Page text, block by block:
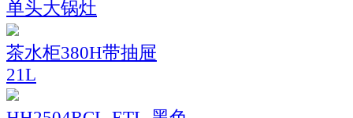
单头大锅灶
茶水柜380H带抽屉
21L